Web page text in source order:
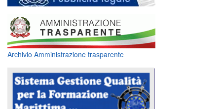
Archivio Amministrazione trasparente